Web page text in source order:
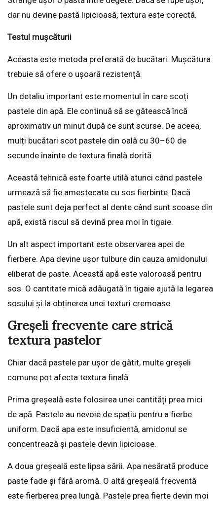
dar nu devine pastă lipicioasă, textura este corectă.
Testul mușcăturii
Aceasta este metoda preferată de bucătari. Mușcătura
trebuie să ofere o ușoară rezistență.
Un detaliu important este momentul în care scoți
pastele din apă. Ele continuă să se gătească încă
aproximativ un minut după ce sunt scurse. De aceea,
mulți bucătari scot pastele din oală cu 30–60 de
secunde înainte de textura finală dorită.
Această tehnică este foarte utilă atunci când pastele
urmează să fie amestecate cu sos fierbinte. Dacă
pastele sunt deja perfect al dente când sunt scoase din
apă, există riscul să devină prea moi în tigaie.
Un alt aspect important este observarea apei de
fierbere. Apa devine ușor tulbure din cauza amidonului
eliberat de paste. Această apă este valoroasă pentru
sos. O cantitate mică adăugată în tigaie ajută la legarea
sosului și la obținerea unei texturi cremoase.
Greșeli frecvente care strică
textura pastelor
Chiar dacă pastele par ușor de gătit, multe greșeli
comune pot afecta textura finală.
Prima greșeală este folosirea unei cantități prea mici
de apă. Pastele au nevoie de spațiu pentru a fierbe
uniform. Dacă apa este insuficientă, amidonul se
concentrează și pastele devin lipicioase.
A doua greșeală este lipsa sării. Apa nesărată produce
paste fade și fără aromă. O altă greșeală frecventă
este fierberea prea lungă. Pastele prea fierte devin moi